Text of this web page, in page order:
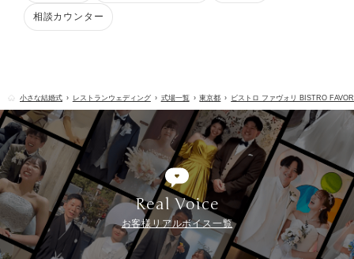
相談カウンター
小さな結婚式 レストランウェディング 式場一覧 東京都 ビストロ ファヴォリ BISTRO
Real Voice
お客様リアルボイス一覧